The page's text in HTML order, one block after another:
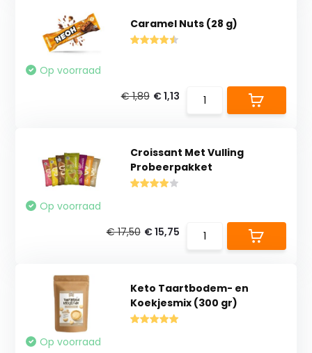
Caramel Nuts (28 g)
Op voorraad
€ 1,89 € 1,13
Croissant Met Vulling
Probeerpakket
Op voorraad
€ 17,50 € 15,75
Keto Taartbodem- en
Koekjesmix (300 gr)
Op voorraad